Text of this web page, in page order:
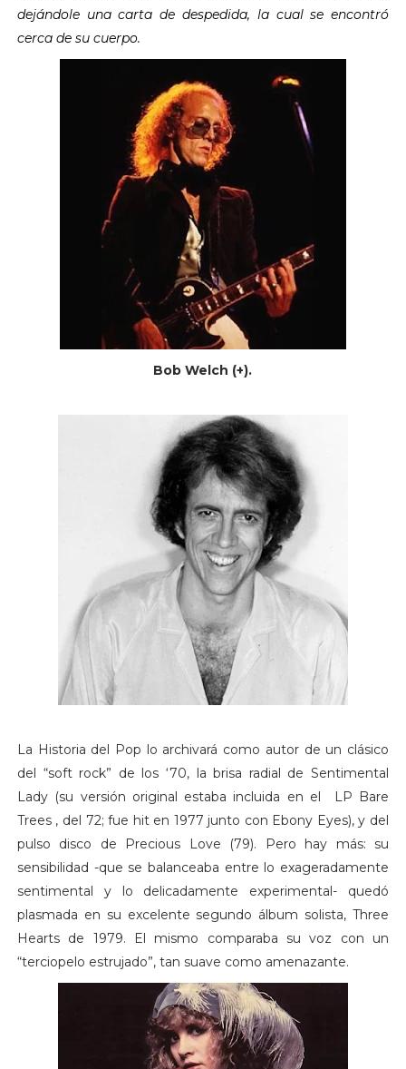
dejándole una carta de despedida, la cual se encontró
cerca de su cuerpo.
Bob Welch (+).
La Historia del Pop lo archivará como autor de un clásico
del “soft rock” de los ‘70, la brisa radial de Sentimental
Lady (su versión original estaba incluida en el LP Bare
Trees , del 72; fue hit en 1977 junto con Ebony Eyes), y del
pulso disco de Precious Love (79). Pero hay más: su
sensibilidad -que se balanceaba entre lo exageradamente
sentimental y lo delicadamente experimental- quedó
plasmada en su excelente segundo álbum solista, Three
Hearts de 1979. El mismo comparaba su voz con un
“terciopelo estrujado”, tan suave como amenazante.